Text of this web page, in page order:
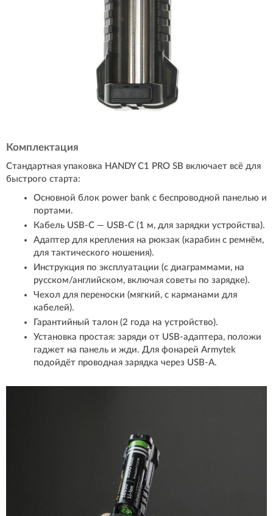
Комплектация
Стандартная упаковка HANDY C1 PRO SB включает всё для
быстрого старта:
Основной блок power bank с беспроводной панелью и
портами.
Кабель USB-C — USB-C (1 м, для зарядки устройства).
Адаптер для крепления на рюкзак (карабин с ремнём,
для тактического ношения).
Инструкция по эксплуатации (с диаграммами, на
русском/английском, включая советы по зарядке).
Чехол для переноски (мягкий, с карманами для
кабелей).
Гарантийный талон (2 года на устройство).
Установка простая: заряди от USB-адаптера, положи
гаджет на панель и жди. Для фонарей Armytek
подойдёт проводная зарядка через USB-A.